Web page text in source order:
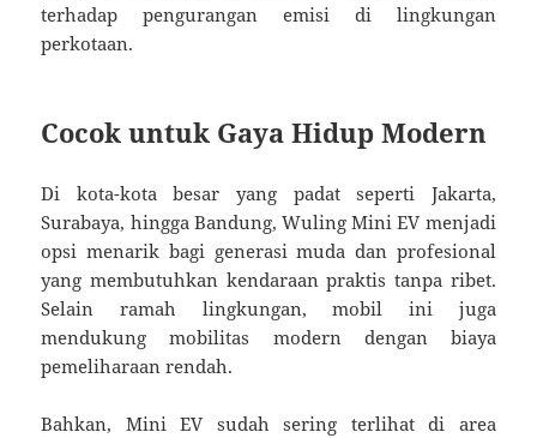
terhadap pengurangan emisi di lingkungan
perkotaan.
Cocok untuk Gaya Hidup Modern
Di kota-kota besar yang padat seperti Jakarta,
Surabaya, hingga Bandung, Wuling Mini EV menjadi
opsi menarik bagi generasi muda dan profesional
yang membutuhkan kendaraan praktis tanpa ribet.
Selain ramah lingkungan, mobil ini juga
mendukung mobilitas modern dengan biaya
pemeliharaan rendah.
Bahkan, Mini EV sudah sering terlihat di area